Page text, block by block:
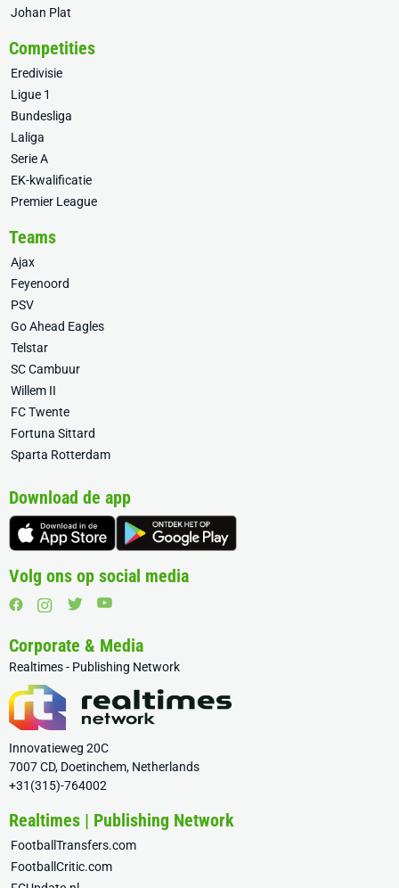
Johan Plat
Competities
Eredivisie
Ligue 1
Bundesliga
Laliga
Serie A
EK-kwalificatie
Premier League
Teams
Ajax
Feyenoord
PSV
Go Ahead Eagles
Telstar
SC Cambuur
Willem II
FC Twente
Fortuna Sittard
Sparta Rotterdam
Download de app
Volg ons op social media
Corporate & Media
Realtimes - Publishing Network
Innovatieweg 20C
7007 CD, Doetinchem, Netherlands
+31(315)-764002
Realtimes | Publishing Network
FootballTransfers.com
FootballCritic.com